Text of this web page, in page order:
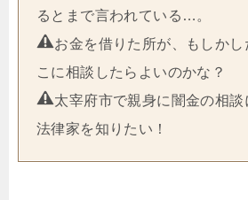
るとまで言われている…。
お金を借りた所が、もしか
こに相談したらよいのかな？
太宰府市で親身に闇金の相談
法律家を知りたい！